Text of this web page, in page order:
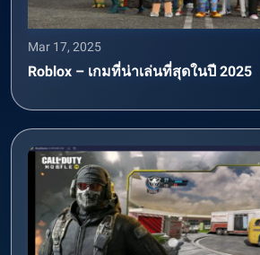
Mar 17, 2025
Roblox – เกมที่น่าเล่นที่สุดในปี 2025